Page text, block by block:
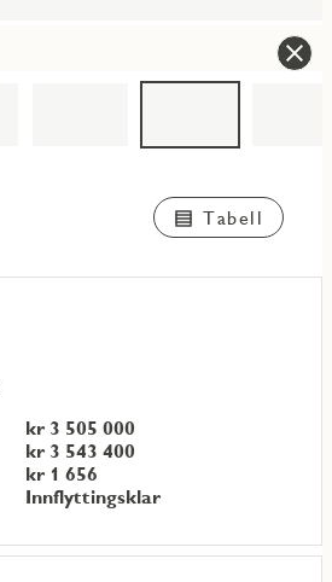
Tabell
kr 3 505 000
kr 3 543 400
kr 1 656
Innflyttingsklar